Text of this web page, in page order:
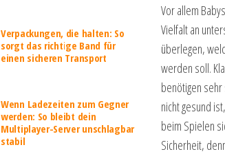
Vor allem
Vielfalt an
überlegen,
werden soll.
benötigen
nicht gesund
beim Spielen
Sicherheit,
Verpackungen, die halten: So
sorgt das richtige Band für
einen sicheren Transport
Wenn Ladezeiten zum Gegner
werden: So bleibt dein
Multiplayer-Server unschlagbar
stabil